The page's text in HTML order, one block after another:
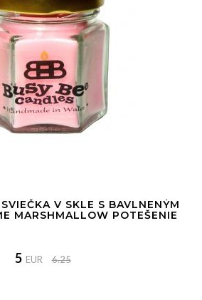
V SKLE S BAVLNENÝM
MARSHMALLOW POTEŠENIE
5 EUR 6.25